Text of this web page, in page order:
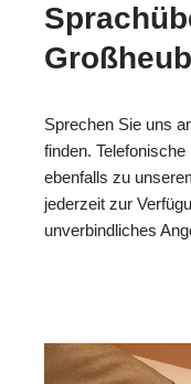
Sprechen Sie uns
finden.
ebenfalls zu
jederzeit zur
unverbindliches